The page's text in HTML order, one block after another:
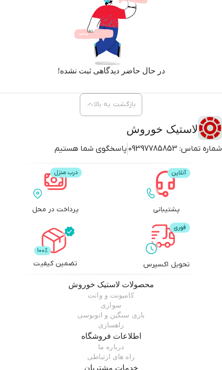
در حال حاضر دیدگاهی ثبت نشده!
لاستیک خوروش
شماره تماس: 09397785853 پاسخگوی شما هستیم
بازگشت به بالا
پشتیبانی پرداخت در محل
تحویل اکسپرس تضمین کیفیت
محصولات لاستیک خوروش
کامیونت و وانت
سواری
باری سنگین و اتوبوسی
راهسازی
اطلاعات فروشگاه
درباره ما
راه های ارتباطی
خدمات مشتریان